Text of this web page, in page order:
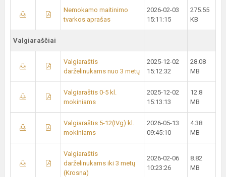
Nemokamo maitinimo
tvarkos aprašas
2026-02-03
15:11:15
275.55
KB
Valgiaraščiai
Valgiaraštis
darželinukams nuo 3 metų
2025-12-02
15:12:32
28.08
MB
Valgiaraštis 0-5 kl.
mokiniams
2025-12-02
15:13:13
12.8
MB
Valgiaraštis 5-12(IVg) kl.
mokiniams
2026-05-13
09:45:10
4.38
MB
Valgiaraštis
darželinukams iki 3 metų
(Krosna)
2026-02-06
10:23:26
8.82
MB